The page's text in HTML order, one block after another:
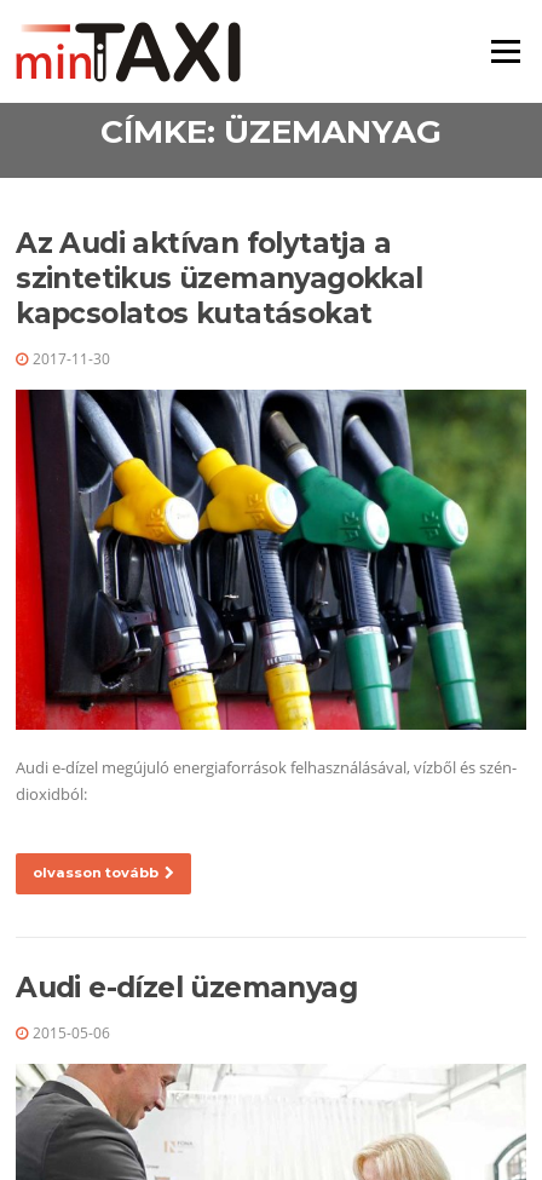
Menü
CÍMKE: ÜZEMANYAG
Az Audi aktívan folytatja a
szintetikus üzemanyagokkal
kapcsolatos kutatásokat
2017-11-30
Audi e-dízel megújuló energiaforrások felhasználásával, vízből és szén-
dioxidból:
olvasson tovább
Audi e-dízel üzemanyag
2015-05-06